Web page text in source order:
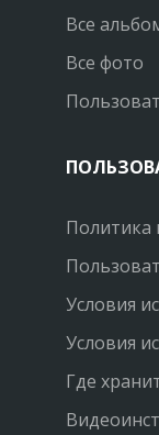
Все
Все фото
Политика
Условия
Условия
Где